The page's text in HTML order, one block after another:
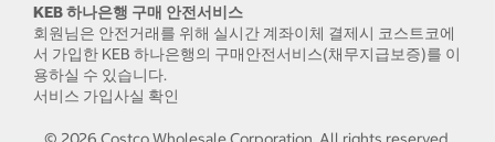
KEB 하나은행 구매 안전서비스
회원님은 안전거래를 위해 실시간 계좌이체 결제시 코스트코에
서 가입한 KEB 하나은행의 구매안전서비스(채무지급보증)를 이
용하실 수 있습니다.
서비스 가입사실 확인